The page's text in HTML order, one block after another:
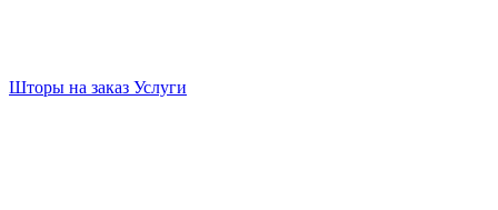
Шторы на заказ Услуги